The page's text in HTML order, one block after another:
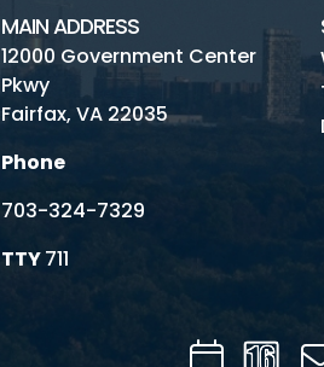
MAIN ADDRESS
12000 Government Center
Pkwy
Fairfax, VA 22035
Phone
703-324-7329
TTY711
Calendar